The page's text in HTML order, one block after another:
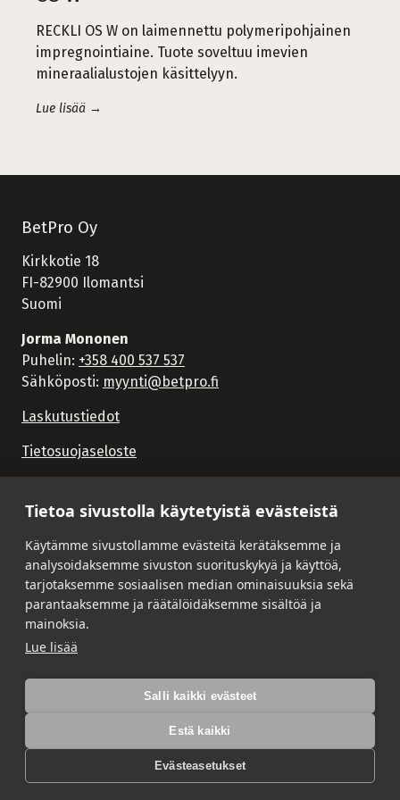
Tietoa sivustolla käytetyistä evästeistä
Käytämme sivustollamme evästeitä kerätäksemme ja
analysoidaksemme sivuston suorituskykyä ja käyttöä,
tarjotaksemme sosiaalisen median ominaisuuksia sekä
parantaaksemme ja räätälöidäksemme sisältöä ja
mainoksia.
Lue lisää
Salli kaikki evästeet
Estä kaikki
Evästeasetukset
RECKLI OS W on laimennettu polymeripohjainen
impregnointiaine. Tuote soveltuu imevien
mineraalialustojen käsittelyyn.
Lue lisää →
BetPro Oy
Kirkkotie 18
FI-82900 Ilomantsi
Suomi
Jorma Mononen
Puhelin: +358 400 537 537
Sähköposti: myynti@betpro.fi
Laskutustiedot
Tietosuojaseloste